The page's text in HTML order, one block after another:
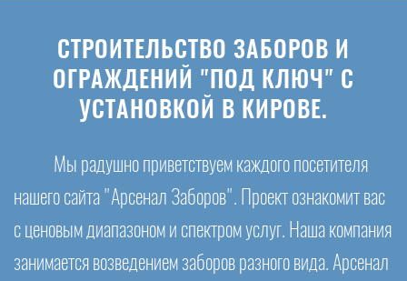
СТРОИТЕЛЬСТВО ЗАБОРОВ И
ОГРАЖДЕНИЙ "ПОД КЛЮЧ" С
УСТАНОВКОЙ В КИРОВЕ.
Мы радушно приветствуем каждого посетителя
нашего сайта "Арсенал Заборов". Проект ознакомит вас
с ценовым диапазоном и спектром услуг. Наша компания
занимается возведением заборов разного вида. Арсенал